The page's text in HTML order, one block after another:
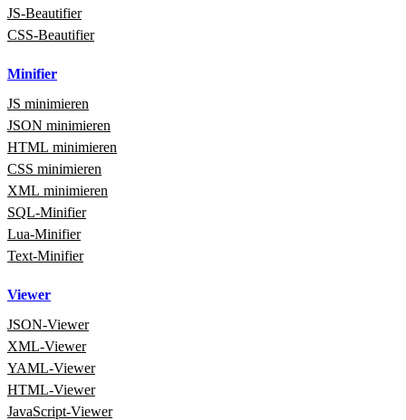
JS-Beautifier
CSS-Beautifier
Minifier
JS minimieren
JSON minimieren
HTML minimieren
CSS minimieren
XML minimieren
SQL‑Minifier
Lua‑Minifier
Text‑Minifier
Viewer
JSON‑Viewer
XML‑Viewer
YAML‑Viewer
HTML‑Viewer
JavaScript‑Viewer